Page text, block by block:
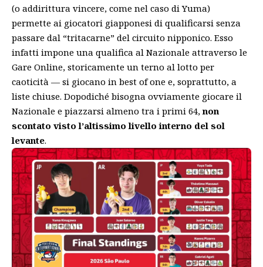
(o addirittura vincere, come nel caso di Yuma)
permette ai giocatori giapponesi di qualificarsi senza
passare dal “tritacarne” del circuito nipponico. Esso
infatti impone una qualifica al Nazionale attraverso le
Gare Online, storicamente un terno al lotto per
caoticità — si giocano in best of one e, soprattutto, a
liste chiuse. Dopodiché bisogna ovviamente giocare il
Nazionale e piazzarsi almeno tra i primi 64,non
scontato visto l’altissimo livello interno del sol
levante.